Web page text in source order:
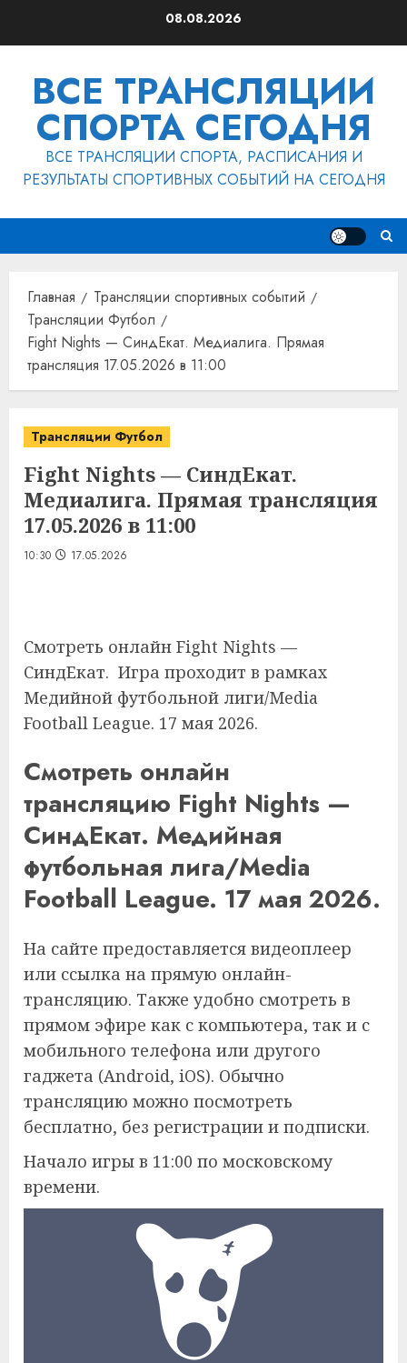
08.08.2026
ВСЕ ТРАНСЛЯЦИИ
СПОРТА СЕГОДНЯ
ВСЕ ТРАНСЛЯЦИИ СПОРТА, РАСПИСАНИЯ И
РЕЗУЛЬТАТЫ СПОРТИВНЫХ СОБЫТИЙ НА СЕГОДНЯ
Главная
Трансляции спортивных событий
Трансляции Футбол
Fight Nights — СиндЕкат. Медиалига. Прямая
трансляция 17.05.2026 в 11:00
Трансляции Футбол
Fight Nights — СиндЕкат.
Медиалига. Прямая трансляция
17.05.2026 в 11:00
10:30 17.05.2026
Смотреть онлайн Fight Nights —
СиндЕкат. Игра проходит в рамках
Медийной футбольной лиги/Media
Football League. 17 мая 2026.
Смотреть онлайн
трансляцию Fight Nights —
СиндЕкат. Медийная
футбольная лига/Media
Football League. 17 мая 2026.
На сайте предоставляется видеоплеер
или ссылка на прямую онлайн-
трансляцию. Также удобно смотреть в
прямом эфире как с компьютера, так и с
мобильного телефона или другого
гаджета (Android, iOS). Обычно
трансляцию можно посмотреть
бесплатно, без регистрации и подписки.
Начало игры в 11:00 по московскому
времени.